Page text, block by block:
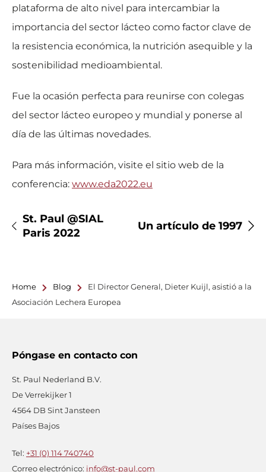
plataforma de alto nivel para intercambiar la
importancia del sector lácteo como factor clave de
la resistencia económica, la nutrición asequible y la
sostenibilidad medioambiental.
Fue la ocasión perfecta para reunirse con colegas
del sector lácteo europeo y mundial y ponerse al
día de las últimas novedades.
Para más información, visite el sitio web de la
conferencia: www.eda2022.eu
St. Paul @SIAL
Paris 2022
Un artículo de 1997
Home Blog
El Director General, Dieter Kuijl, asistió a la
Asociación Lechera Europea
Póngase en contacto con
St. Paul Nederland B.V.
De Verrekijker 1
4564 DB Sint Jansteen
Países Bajos
Tel: +31 (0) 114 740740
Correo electrónico: info@st-paul.com